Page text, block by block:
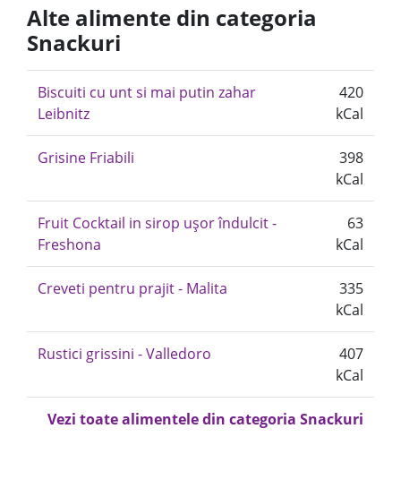
Alte alimente din categoria
Snackuri
Biscuiti cu unt si mai putin zahar
Leibnitz
420
kCal
Grisine Friabili
398
kCal
Fruit Cocktail in sirop ușor îndulcit -
Freshona
63
kCal
Creveti pentru prajit - Malita
335
kCal
Rustici grissini - Valledoro
407
kCal
Vezi toate alimentele din categoria Snackuri